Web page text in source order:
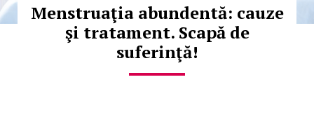
Menstruaţia abundentă: cauze
şi tratament. Scapă de
suferinţă!